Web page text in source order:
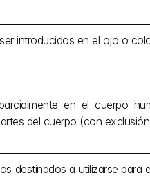
introducidos en el ojo o
en el cuerpo
del cuerpo (con
destinados a utilizarse